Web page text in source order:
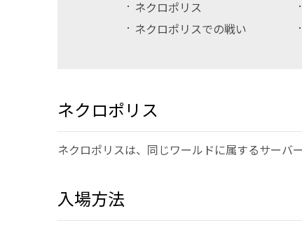
ネクロポリス
ネクロポリスでの戦い
ネクロポリス
ネクロポリスは、同じワールドに属するサーバ
入場方法